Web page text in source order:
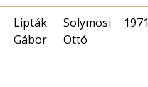
Lipták
Gábor
Solymosi
Ottó